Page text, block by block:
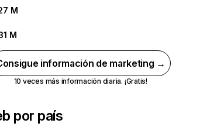
M
M
información de marketing →
10 veces más información diaria. ¡Gratis!
por país